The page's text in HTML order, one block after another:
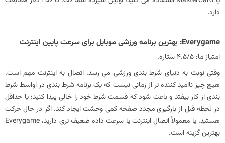
دارد.
امتیاز ما: 4.5/5 ستاره.
وقتی نوبت به دنیای شرط‌ بندی ورزشی می‌ رسد، اتصال به اینترنت مهم است.
هیچ چیز ناامید کننده تر از زمانی نیست که یک برنامه شرط بندی در اواسط شرط
بندی از کار بیفتد و باعث شود که قسمت شرط خود را خالی پیدا کنید؛ یا حداقل
در لحظه قبل از بارگیری مجدد صفحه کمی وحشت ایجاد کند. اگر در حال حرکت
هستید، یا معمولاً اتصال اینترنت یا سرعت داده ضعیف‌ تری دارید، Everygame
بهترین گزینه است.